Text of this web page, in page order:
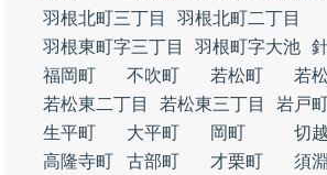
羽根北町三丁目
羽根北町二丁目
羽根東町字三丁目
羽根町字大池
福岡町
不吹町 若松町
若
若松東二丁目
若松東三丁目 岩戸
生平町
大平町 岡町
切
高隆寺町
古部町 才栗町
須